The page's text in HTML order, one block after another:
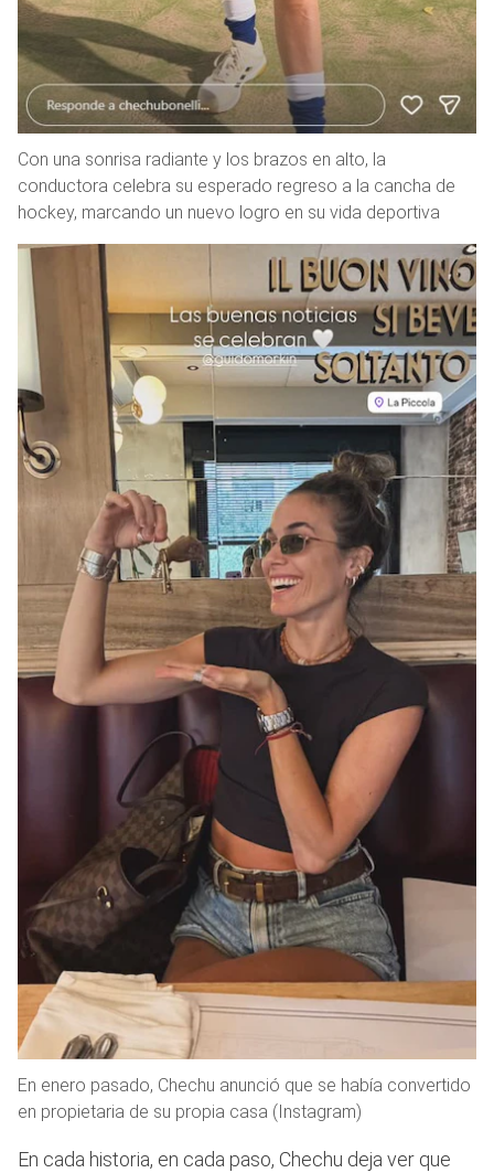
Con una sonrisa radiante y los brazos en alto, la
conductora celebra su esperado regreso a la cancha de
hockey, marcando un nuevo logro en su vida deportiva
En enero pasado, Chechu anunció que se había convertido
en propietaria de su propia casa (Instagram)
En cada historia, en cada paso, Chechu deja ver que